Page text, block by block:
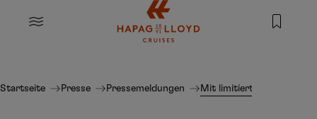
Springe zum Hauptinhalt
MENU
Startseite Presse Pressemeldungen Mit limitierten